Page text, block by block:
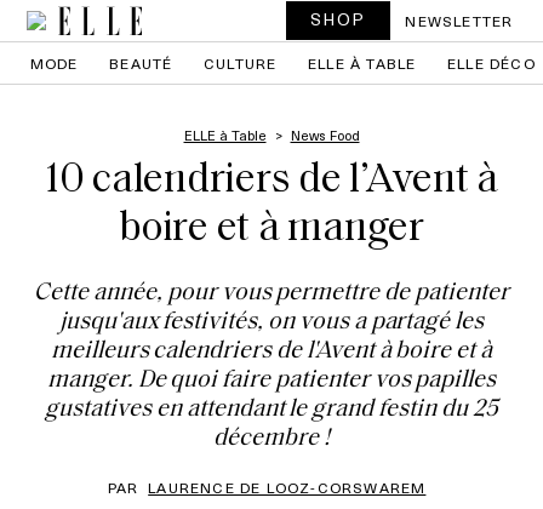
SHOP
NEWSLETTER
MODE
BEAUTÉ CULTURE ELLE À TABLE ELLE DÉCO
ELLE à Table News Food
10 calendriers de l’Avent à
boire et à manger
Cette année, pour vous permettre de patienter
jusqu'aux festivités, on vous a partagé les
meilleurs calendriers de l'Avent à boire et à
manger. De quoi faire patienter vos papilles
gustatives en attendant le grand festin du 25
décembre !
PAR LAURENCE DE LOOZ-CORSWAREM